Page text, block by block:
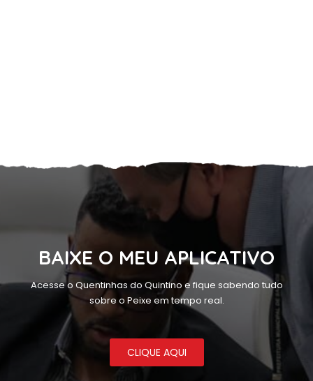
BAIXE O MEU APLICATIVO
Acesse o Quentinhas do Quintino e fique sabendo tudo
sobre o Peixe em tempo real.
CLIQUE AQUI